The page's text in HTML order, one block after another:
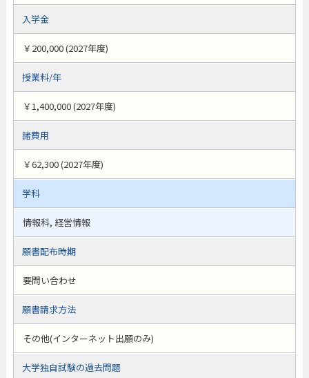
入学金
￥200,000 (2027年度)
授業料/年
￥1,400,000 (2027年度)
諸費用
￥62,300 (2027年度)
学科
情報科, 経営情報
願書配布時期
要問い合わせ
願書請求方法
その他(インターネット出願のみ)
大学独自試験の過去問題